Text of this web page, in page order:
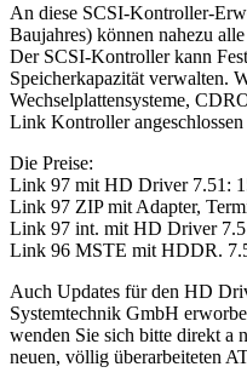
An diese SCSI-Kontroller-
Baujahres) können nahezu
Der SCSI-Kontroller kann
Speicherkapazität verwalten.
Wechselplattensysteme,
Link Kontroller
Die Preise:
Link 97 mit HD Driver 7.51:
Link 97 ZIP mit Adapter,
Link 97 int. mit HD Driver
Link 96 MSTE mit HDDR.
Auch Updates für den HD
Systemtechnik GmbH
wenden Sie sich bitte direkt a
neuen, völlig überarbeiteten